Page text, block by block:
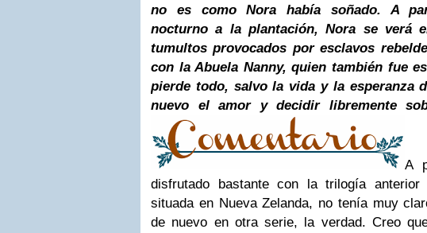
no es como Nora había soñado. A
nocturno a la plantación, Nora se verá
tumultos provocados por esclavos
con la Abuela Nanny, quien también fue
pierde todo, salvo la vida y la esperanza
nuevo el amor y decidir libremente
A
disfrutado bastante con la trilogía
situada en Nueva Zelanda, no tenía muy
de nuevo en otra serie, la verdad. Creo